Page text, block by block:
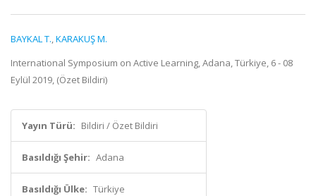
BAYKAL T.,KARAKUŞ M.
International Symposium on Active Learning, Adana, Türkiye, 6 - 08
Eylül 2019, (Özet Bildiri)
Yayın Türü: Bildiri / Özet Bildiri
Basıldığı Şehir: Adana
Basıldığı Ülke: Türkiye